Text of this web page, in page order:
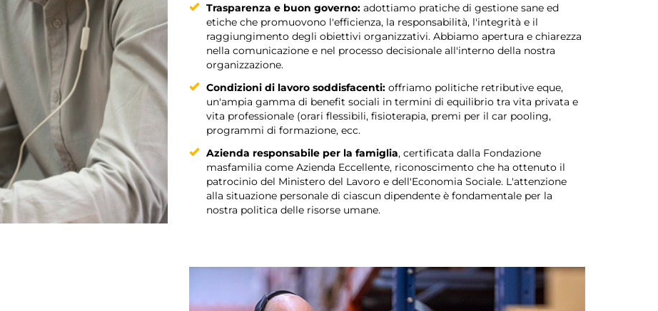
Trasparenza e buon governo: adottiamo pratiche di gestione sane ed
etiche che promuovono l'efficienza, la responsabilità, l'integrità e il
raggiungimento degli obiettivi organizzativi. Abbiamo apertura e chiarezza
nella comunicazione e nel processo decisionale all'interno della nostra
organizzazione.
Condizioni di lavoro soddisfacenti: offriamo politiche retributive eque,
un'ampia gamma di benefit sociali in termini di equilibrio tra vita privata e
vita professionale (orari flessibili, fisioterapia, premi per il car pooling,
programmi di formazione, ecc.
Azienda responsabile per la famiglia, certificata dalla Fondazione
masfamilia come Azienda Eccellente, riconoscimento che ha ottenuto il
patrocinio del Ministero del Lavoro e dell'Economia Sociale. L'attenzione
alla situazione personale di ciascun dipendente è fondamentale per la
nostra politica delle risorse umane.